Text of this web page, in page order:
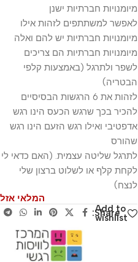
מיומנויות חברתיות ישנן
לאפשר למשתתפים לזהות אילו
מיומנויות חברתיות יש להם ואלה
מיומנויות חברתיות הם צריכים
לשפר ולתרגל (באמצעות קלפי
הבטריה)
לזהות את 6 הרגשות הבסיסיים
להכיר בכך שרגש הכעס הינו רגש
אדפטיבי ואילו רגש הזעם הינו רגש
שהורס
לתרגל שליטה עצמית. (האם כדאי לי
לקחת קלף או לשלוט ברצון שלי
לנצח)
המלאי אזל
Add to
wishlist
Share: